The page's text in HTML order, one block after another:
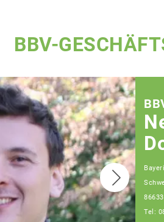
BBV-
Tel: